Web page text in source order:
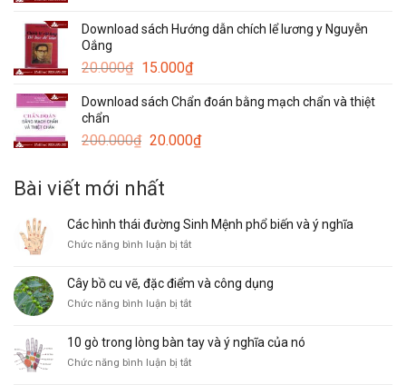
20.000₫.là:
Download sách Hướng dẫn chích lể lương y Nguyễn
Oắng
20.000₫ Giá
là:
15.000₫Giá
tại
15.000₫.
Download sách Chẩn đoán bằng mạch chẩn và thiệt
chẩn
200.000₫ Giá
là:
200.000₫.
20.000₫Giá
20.000₫.
Bài viết mới nhất
Các hình thái đường Sinh Mệnh phổ biến và ý nghĩa
Chức năng bình luận bị tắtở
thái
đường
Mệnh
phổ
biến
Cây bồ cu vẽ, đặc điểm và công dụng
Chức năng bình luận bị tắtở
cu
vẽ,
10 gò trong lòng bàn tay và ý nghĩa của nó
Chức năng bình luận bị tắtở